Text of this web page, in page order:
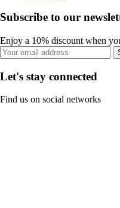
Subscribe to our
Enjoy a 10% discount when
Let's stay connected
Find us on social networks